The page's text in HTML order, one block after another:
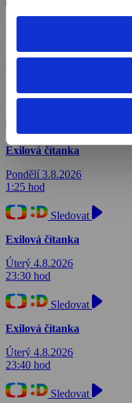
Kde a kdy
Exilová čítanka
1:15 hod
Exilová čítanka
Pondělí 3.8.2026
1:25 hod
Sledovat
Exilová čítanka
Úterý 4.8.2026
23:30 hod
Sledovat
Exilová čítanka
Úterý 4.8.2026
23:40 hod
Sledovat